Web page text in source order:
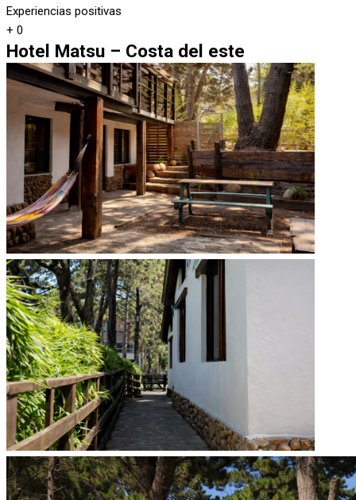
Experiencias positivas
+ 0
Hotel Matsu – Costa del este